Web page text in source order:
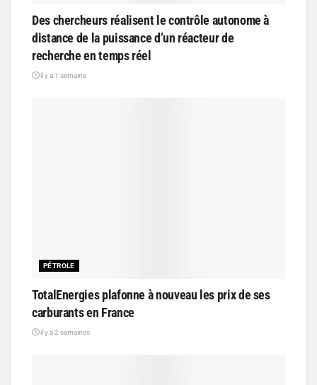
Des chercheurs réalisent le contrôle autonome à
distance de la puissance d’un réacteur de
recherche en temps réel
il y a 1 semaine
PÉTROLE
TotalEnergies plafonne à nouveau les prix de ses
carburants en France
il y a 2 semaines